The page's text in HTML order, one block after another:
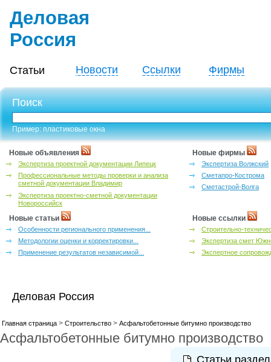
Деловая
Россия
Статьи Новости Ссылки Фирмы
Поиск
Пример: пластиковые окна
Новые объявления
Экспертиза проектной документации Липецк
Профессиональные методы проверки и анализа
сметной документации Владимир
Экспертиза проектно-сметной документации
Новороссийск
Новые фирмы
Экспертиза Волжский
Сметапро-Кострома
Сметастрой-Волга
Новые статьи
Особенности регионального применения...
Методологии оценки и корректировки...
Применение результатов независимой...
Новые ссылки
Строительно-
Экспертиза смет
Экспертное
Деловая Россия
Главная страница > Строительство > Асфальтобетонные битумно производство
Асфальтобетонные битумно производство
Статьи